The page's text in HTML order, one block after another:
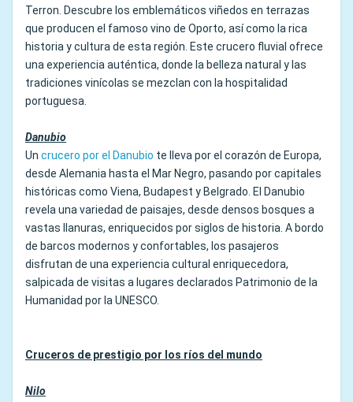
Terron. Descubre los emblemáticos viñedos en terrazas
que producen el famoso vino de Oporto, así como la rica
historia y cultura de esta región. Este crucero fluvial ofrece
una experiencia auténtica, donde la belleza natural y las
tradiciones vinícolas se mezclan con la hospitalidad
portuguesa.
Danubio
Un crucero por el Danubio te lleva por el corazón de Europa,
desde Alemania hasta el Mar Negro, pasando por capitales
históricas como Viena, Budapest y Belgrado. El Danubio
revela una variedad de paisajes, desde densos bosques a
vastas llanuras, enriquecidos por siglos de historia. A bordo
de barcos modernos y confortables, los pasajeros
disfrutan de una experiencia cultural enriquecedora,
salpicada de visitas a lugares declarados Patrimonio de la
Humanidad por la UNESCO.
Cruceros de prestigio por los ríos del mundo
Nilo